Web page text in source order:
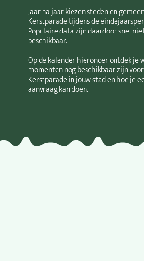
Jaar na jaar kiezen steden en
Kerstparade tijdens de
Populaire data zijn daardoor snel
beschikbaar.
Op de kalender hieronder ontdek je
momenten nog beschikbaar zijn
Kerstparade in jouw stad en hoe je
aanvraag kan doen.